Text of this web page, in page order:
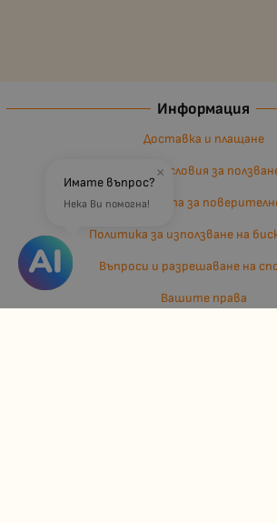
Информация
Доставка и плащане
Общи условия за
Политиката за
Политика за използване на
Въпроси и разрешаване на
Вашите права
×
Имате въпрос?
Нека Ви помогна!